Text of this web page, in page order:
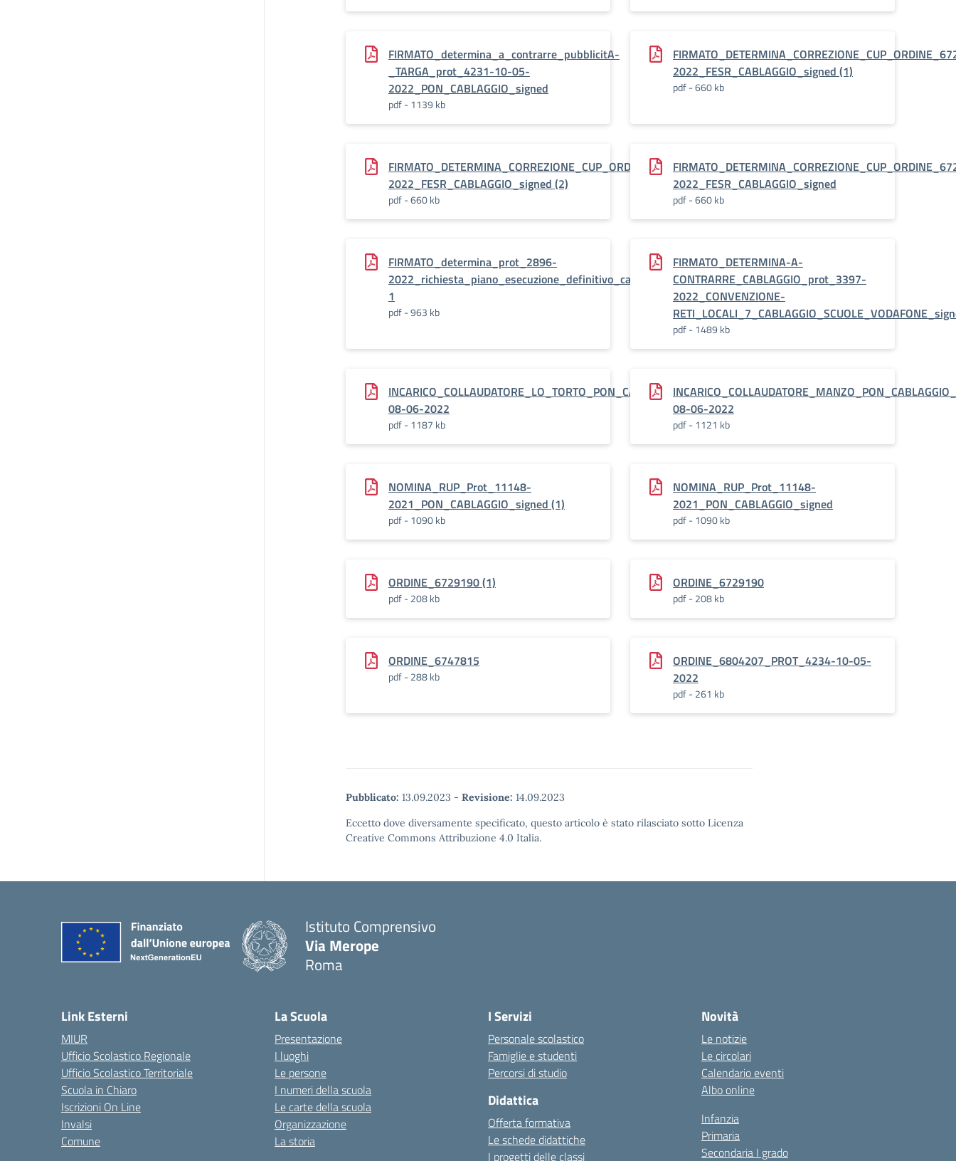
FIRMATO_determina_a_contrarre_pubblicitA-
_TARGA_prot_4231-10-05-
2022_PON_CABLAGGIO_signed
pdf - 1139 kb
2022_FESR_CABLAGGIO_signed (1)
pdf - 660 kb
FIRMATO_DETERMINA_CORREZIONE_CUP_ORDINE_6729190_PED_prot_3213-
2022_FESR_CABLAGGIO_signed (2)
pdf - 660 kb
2022_FESR_CABLAGGIO_signed
pdf - 660 kb
FIRMATO_determina_prot_2896-
2022_richiesta_piano_esecuzione_definitivo_cablaggio_convenzione_Vodafone_signed-
1
pdf - 963 kb
FIRMATO_DETERMINA-A-
CONTRARRE_CABLAGGIO_prot_3397-
2022_CONVENZIONE-
pdf - 1489 kb
INCARICO_COLLAUDATORE_LO_TORTO_PON_CABLAGGIO_prot_5275-
08-06-2022
pdf - 1187 kb
08-06-2022
pdf - 1121 kb
NOMINA_RUP_Prot_11148-
2021_PON_CABLAGGIO_signed (1)
pdf - 1090 kb
NOMINA_RUP_Prot_11148-
2021_PON_CABLAGGIO_signed
pdf - 1090 kb
ORDINE_6729190 (1)
pdf - 208 kb
ORDINE_6729190
pdf - 208 kb
ORDINE_6747815
pdf - 288 kb
ORDINE_6804207_PROT_4234-10-05-
2022
pdf - 261 kb
Pubblicato: 13.09.2023 - Revisione: 14.09.2023
Eccetto dove diversamente specificato, questo articolo è stato rilasciato sotto Licenza
Creative Commons Attribuzione 4.0 Italia.
Istituto Comprensivo
Via Merope
Roma
Link Esterni
MIUR
Ufficio Scolastico Regionale
Ufficio Scolastico Territoriale
Scuola in Chiaro
Iscrizioni On Line
Invalsi
Comune
La Scuola
Presentazione
I luoghi
Le persone
I numeri della scuola
Le carte della scuola
Organizzazione
La storia
I Servizi
Personale scolastico
Famiglie e studenti
Percorsi di studio
Didattica
Offerta formativa
Le schede didattiche
I progetti delle classi
Novità
Le notizie
Le circolari
Calendario eventi
Albo online
Infanzia
Primaria
Secondaria I grado